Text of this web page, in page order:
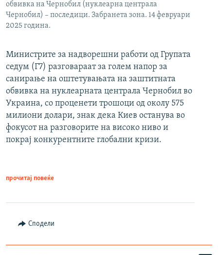
обвивка на Чернобил (нуклеарна централа
Чернобил) – последици. Забранета зона. 14 февруари
2025 година.
Министрите за надворешни работи од Групата
седум (Г7) разговараат за голем напор за
санирање на оштетувањата на заштитната
обвивка на нуклеарната централа Чернобил во
Украина, со проценети трошоци од околу 575
милиони долари, знак дека Киев останува во
фокусот на разговорите на високо ниво и
покрај конкурентните глобални кризи.
прочитај повеќе
Сподели